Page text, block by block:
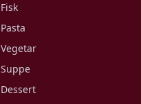
Fisk
Pasta
Vegetar
Suppe
Dessert